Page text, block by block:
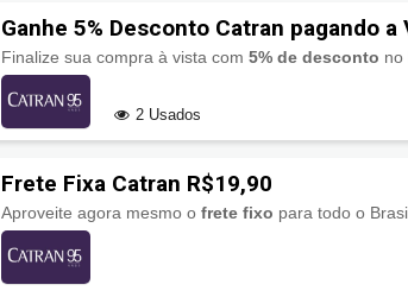
Ganhe 5% Desconto Catran pagando a
Finalize sua compra à vista com5% de desconto no
2 Usados
Frete Fixa Catran R$19,90
Aproveite agora mesmo ofrete fixo para todo o